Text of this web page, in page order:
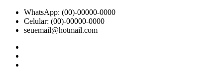
para
WhatsApp: (00)-00000-0000
Celular: (00)-00000-0000
seuemail@hotmail.com